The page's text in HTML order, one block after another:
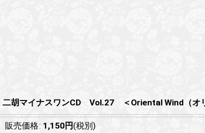
二胡マイナスワンCD Vol.27 ＜Oriental Wind（
販売価格: 1,150円 (税別)